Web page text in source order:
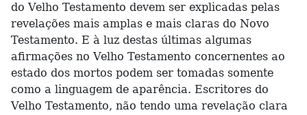
do Velho Testamento devem ser explicadas pelas
revelações mais amplas e mais claras do Novo
Testamento. E à luz destas últimas algumas
afirmações no Velho Testamento concernentes ao
estado dos mortos podem ser tomadas somente
como a linguagem de aparência. Escritores do
Velho Testamento, não tendo uma revelação clara